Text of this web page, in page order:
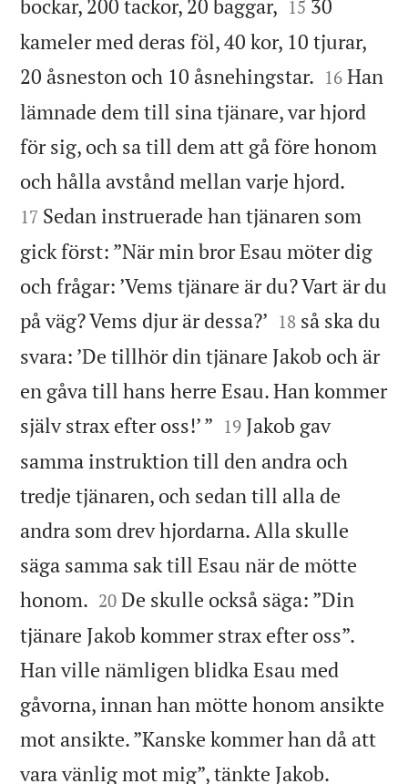
bockar, 200 tackor, 20 baggar, 15 30
kameler med deras föl, 40 kor, 10 tjurar,
20 åsneston och 10 åsnehingstar. 

16 Han
lämnade dem till sina tjänare, var hjord
för sig, och sa till dem att gå före honom
och hålla avstånd mellan varje hjord.
17 Sedan instruerade han tjänaren som
gick först: ”När min bror Esau möter dig
och frågar: ’Vems tjänare är du? Vart är du
på väg? Vems djur är dessa?’ 

18 så ska du
svara: ’De tillhör din tjänare Jakob och är
en gåva till hans herre Esau. Han kommer
själv strax efter oss!’ ” 

19 Jakob gav
samma instruktion till den andra och
tredje tjänaren, och sedan till alla de
andra som drev hjordarna. Alla skulle
säga samma sak till Esau när de mötte
honom. 

20 De skulle också säga: ”Din
tjänare Jakob kommer strax efter oss”.
Han ville nämligen blidka Esau med
gåvorna, innan han mötte honom ansikte
mot ansikte. ”Kanske kommer han då att
vara vänlig mot mig”, tänkte Jakob.